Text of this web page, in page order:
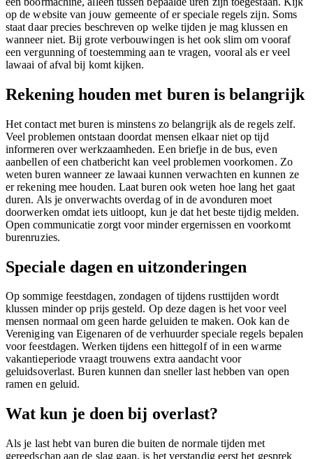
op de website van jouw gemeente of er speciale regels zijn. Soms
staat daar precies beschreven op welke tijden je mag klussen en
wanneer niet. Bij grote verbouwingen is het ook slim om vooraf
een vergunning of toestemming aan te vragen, vooral als er veel
lawaai of afval bij komt kijken.
Rekening houden met buren is belangrijk
Het contact met buren is minstens zo belangrijk als de regels zelf.
Veel problemen ontstaan doordat mensen elkaar niet op tijd
informeren over werkzaamheden. Een briefje in de bus, even
aanbellen of een chatbericht kan veel problemen voorkomen. Zo
weten buren wanneer ze lawaai kunnen verwachten en kunnen ze
er rekening mee houden. Laat buren ook weten hoe lang het gaat
duren. Als je onverwachts overdag of in de avonduren moet
doorwerken omdat iets uitloopt, kun je dat het beste tijdig melden.
Open communicatie zorgt voor minder ergernissen en voorkomt
burenruzies.
Speciale dagen en uitzonderingen
Op sommige feestdagen, zondagen of tijdens rusttijden wordt
klussen minder op prijs gesteld. Op deze dagen is het voor veel
mensen normaal om geen harde geluiden te maken. Ook kan de
Vereniging van Eigenaren of de verhuurder speciale regels bepalen
voor feestdagen. Werken tijdens een hittegolf of in een warme
vakantieperiode vraagt trouwens extra aandacht voor
geluidsoverlast. Buren kunnen dan sneller last hebben van open
ramen en geluid.
Wat kun je doen bij overlast?
Als je last hebt van buren die buiten de normale tijden met
gereedschap aan de slag gaan, is het verstandig eerst het gesprek